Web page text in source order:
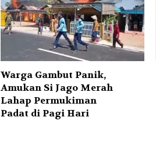
Warga Gambut Panik,
Amukan Si Jago Merah
Lahap Permukiman
Padat di Pagi Hari